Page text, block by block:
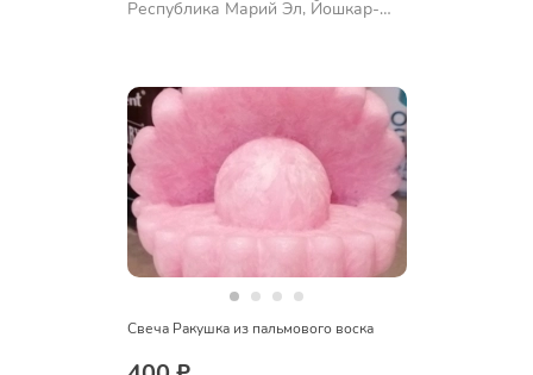
Республика Марий Эл, Йошкар-
Свеча Ракушка из пальмового воска